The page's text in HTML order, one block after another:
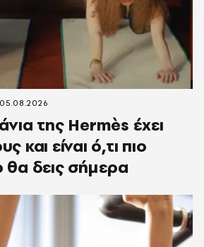
της Hermès έχει
και είναι ό,τι πιο
θα δεις σήμερα
05.08.2026